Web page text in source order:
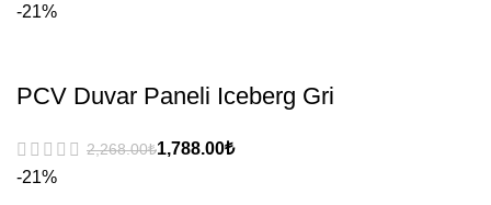
-21%
PCV Duvar Paneli Iceberg Gri
₺
₺
-21%